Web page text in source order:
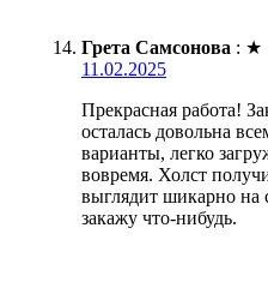
Грета Самсонова : ★
11.02.2025
Прекрасная работа!
осталась довольна
варианты, легко
вовремя. Холст
выглядит шикарно на
закажу что-нибудь.